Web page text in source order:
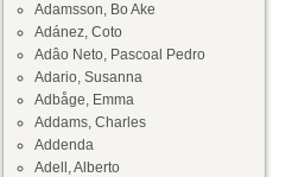
Adamsson, Bo Ake
Adánez, Coto
Adâo Neto, Pascoal Pedro
Adario, Susanna
Adbåge, Emma
Addams, Charles
Addenda
Adell, Alberto